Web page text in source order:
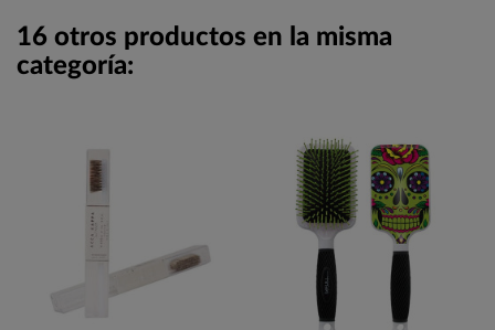
16 otros productos en la misma
categoría: